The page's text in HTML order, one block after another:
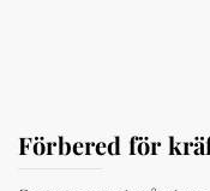
Förbered för